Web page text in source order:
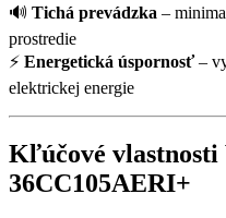
🔊 Tichá prevádzka –
prostredie
⚡ Energetická úspornosť–
elektrickej energie
Kľúčové
36CC105AERI+